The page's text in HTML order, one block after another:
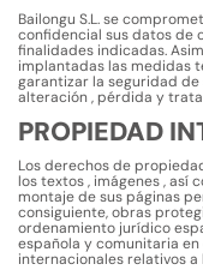
Bailongu S.L. se
confidencial sus datos de
finalidades indicadas.
implantadas las medidas
garantizar la seguridad
alteración , pérdida y
PROPIEDAD
Los derechos de
los textos , imágenes , así
montaje de sus páginas
consiguiente, obras
ordenamiento jurídico
española y comunitaria
internacionales relativos